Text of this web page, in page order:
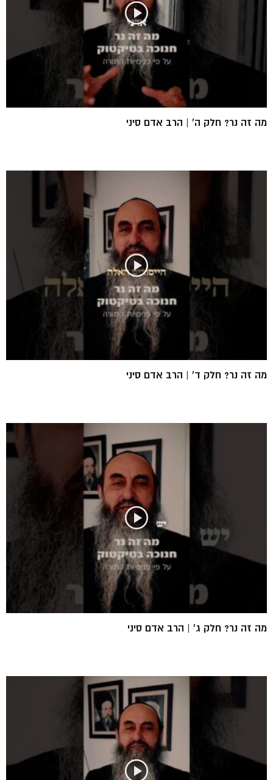
מה זה נר? חלק ה’ | הרב אדם סיני
מה זה נר? חלק ד’ | הרב אדם סיני
מה זה נר? חלק ג’ | הרב אדם סיני